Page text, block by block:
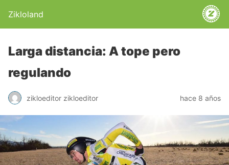
Zikloland
Larga distancia: A tope pero
regulando
zikloeditor zikloeditor hace 8 años